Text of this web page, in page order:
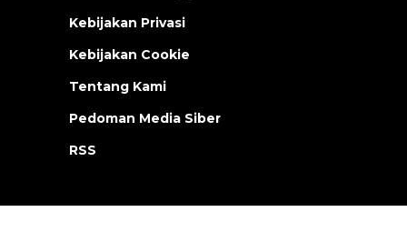
Kebijakan Privasi
Kebijakan Cookie
Tentang Kami
Pedoman Media Siber
RSS